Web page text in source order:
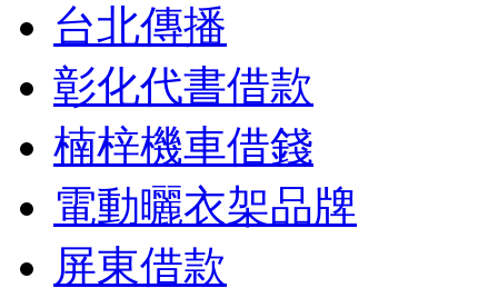
台北傳播
彰化代書借款
楠梓機車借錢
電動曬衣架品牌
屏東借款